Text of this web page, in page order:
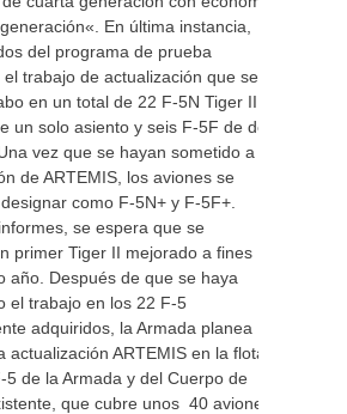
En última instancia,
del programa de prueba
el trabajo de actualización que se
en un total de 22 F-5N Tiger II
un solo asiento y seis F-5F de dos
vez que se hayan sometido a la
de ARTEMIS, los aviones se
como F-5N+ y F-5F+.
se espera que se
primer Tiger II mejorado a fines
año. Después de que se haya
el trabajo en los 22 F-5
adquiridos, la Armada planea
actualización ARTEMIS en la flota
5 de la Armada y del Cuerpo de
que cubre unos 40 aviones.